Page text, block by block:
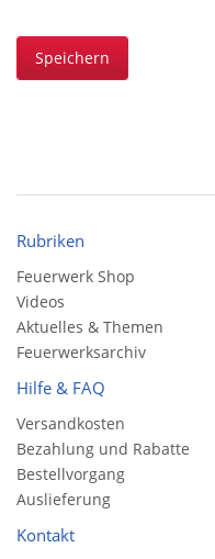
Speichern
Rubriken
Feuerwerk Shop
Videos
Aktuelles & Themen
Feuerwerksarchiv
Hilfe & FAQ
Versandkosten
Bezahlung und Rabatte
Bestellvorgang
Auslieferung
Kontakt